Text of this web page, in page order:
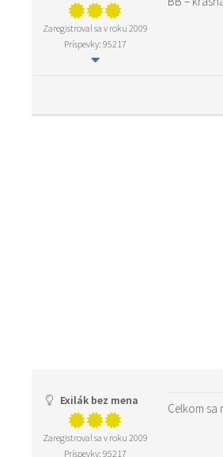
Zaregistroval sa v roku 2009
Príspevky: 95217
Exilák bez mena
Zaregistroval sa v roku 2009
Príspevky: 95217
Celkom sa